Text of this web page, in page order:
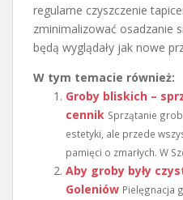
regularne czyszczenie
zminimalizować osadzanie
będą wyglądały jak nowe
W tym temacie również:
Groby bliskich –
cennik Sprzątanie
estetyki, ale przede
pamięci o zmarłych. W
Aby groby były
Goleniów Pielęgnacja